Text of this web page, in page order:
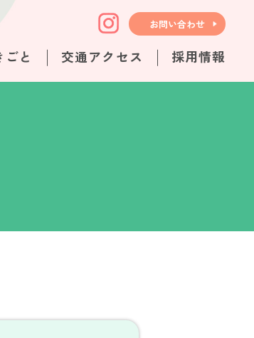
お問い合わせ
ごと 交通アクセス 採用情報